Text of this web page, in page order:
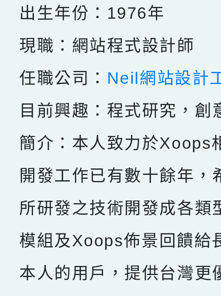
出生年份：1976年
現職：網站程式設計師
任職公司： Neil網站設計
目前興趣：程式研究，創
簡介：本人致力於Xoops
開發工作已有數十餘年，
所研發之技術開發成各類
模組及Xoops佈景回饋給
本人的用戶，提供台灣更